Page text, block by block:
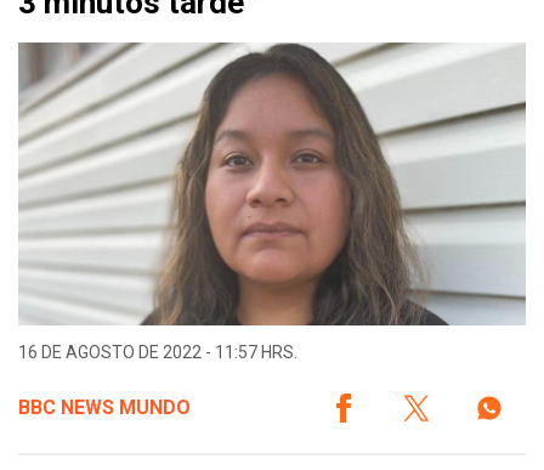
16 DE AGOSTO DE 2022 - 11:57 HRS.
BBC NEWS MUNDO